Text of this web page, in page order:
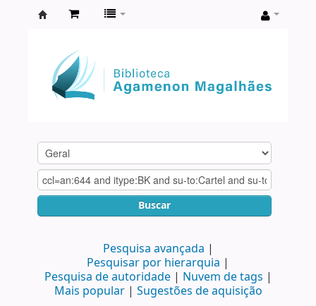
Agamenon
Magalhães
Buscar
Pesquisa avançada
Pesquisar por hierarquia
Pesquisa de autoridade
Nuvem de tags
Mais popular
Sugestões de aquisição